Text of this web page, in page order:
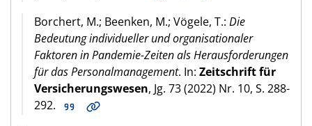
Borchert, M.; Beenken, M.; Vögele, T.: Die
Bedeutung individueller und organisationaler
Faktoren in Pandemie-Zeiten als Herausforderungen
für das Personalmanagement. In: Zeitschrift für
Versicherungswesen, Jg. 73 (2022) Nr. 10, S. 288-
292.